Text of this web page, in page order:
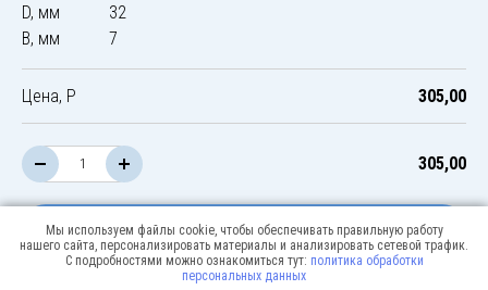
D, мм
32
B, мм
7
Цена, Р 305,00
305,00
В корзину
Мы используем файлы cookie, чтобы обеспечивать правильную работу
нашего сайта, персонализировать материалы и анализировать сетевой трафик.
С подробностями можно ознакомиться тут: политика обработки
персональных данных